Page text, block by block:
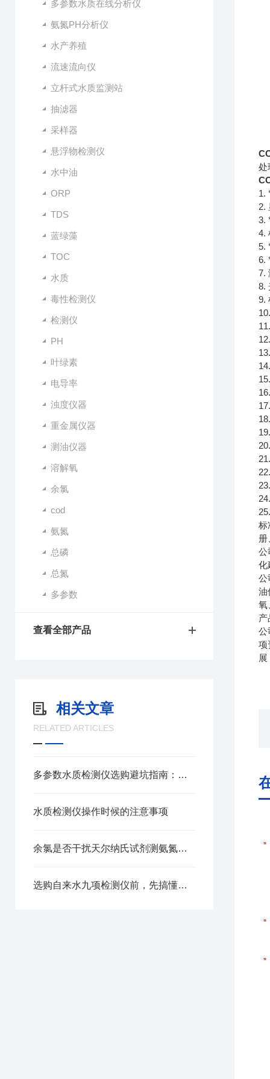
多参数水质在线分析仪
氨氮PH分析仪
水产养殖
流速流向仪
立杆式水质监测站
抽滤器
采样器
悬浮物检测仪
水中油
ORP
TDS
蓝绿藻
TOC
水质
毒性检测仪
检测仪
PH
叶绿素
电导率
浊度仪器
重金属仪器
测油仪器
溶解氧
余氯
cod
氨氮
总磷
总氮
多参数
查看全部产品
相关文章
RELATED ARTICLES
多参数水质检测仪选购避坑指南：从COD到重金属全覆盖
水质检测仪操作时候的注意事项
余氯是否干扰天尔纳氏试剂测氨氮？消除方法看这里
选购自来水九项检测仪前，先搞懂它包含哪些检测项目！
处
1.
2.
3.
4.
5.
6.
7.
8.
9.
标
册
公
化
公
油
氧
产
公
项